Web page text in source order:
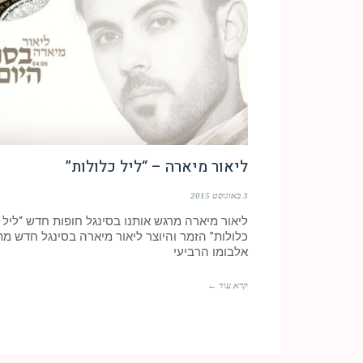
ליאור מיארה – “ליל כלולות”
3 באוגוסט 2015
ליאור מיארה מרגש אותנו בסינגל חופות חדש “ליל
כלולות” הזמר והיוצר ליאור מיארה בסינגל חדש
אלבומו הרביעי
קרא עוד ←